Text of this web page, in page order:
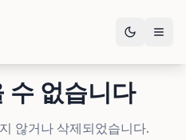
수 없습니다
않거나 삭제되었습니다.